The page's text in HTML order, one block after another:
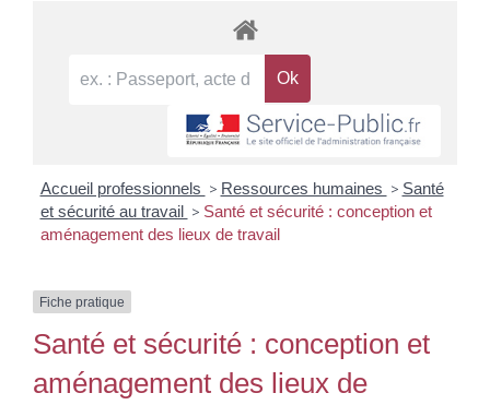
Accueil professionnels > Ressources humaines > Santé
et sécurité au travail > Santé et sécurité : conception et
aménagement des lieux de travail
Fiche pratique
Santé et sécurité : conception et
aménagement des lieux de